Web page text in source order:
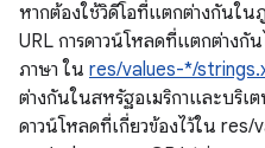
หากต้องใช้วิดีโอที่แตกต่างกันใน
URL การดาวน์โหลดที่แตกต่างกั
ภาษา ใน res/values-*/
ต่างกันในสหรัฐอเมริกาและบริเ
ดาวน์โหลดที่เกี่ยวข้องไว้ใน